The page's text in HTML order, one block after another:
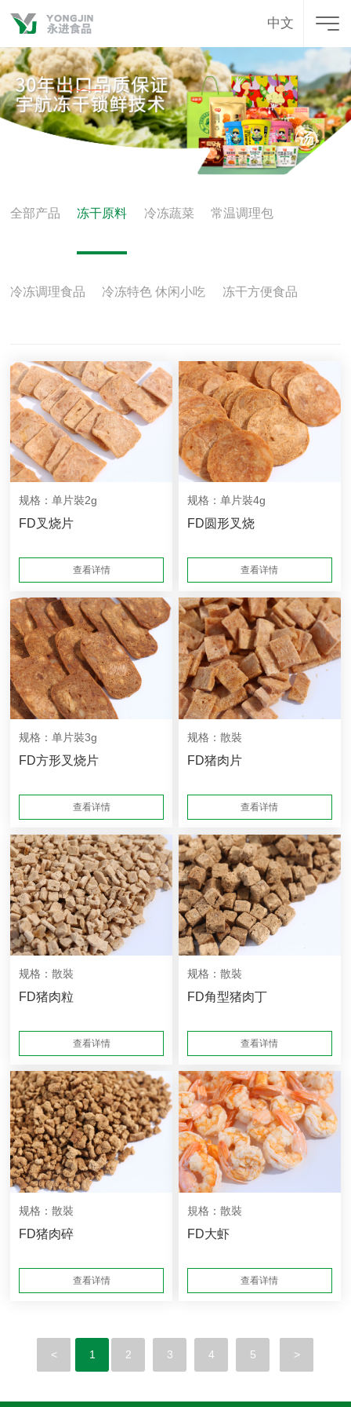
中文
全部产品 冻干原料 冷冻蔬菜 常温调理包
冷冻调理食品 冷冻特色 休闲小吃 冻干方便食品
规格：单片裝2g
FD叉烧片
查看详情
规格：单片裝4g
FD圆形叉烧
查看详情
规格：单片裝3g
FD方形叉烧片
查看详情
规格：散裝
FD猪肉片
查看详情
规格：散裝
FD猪肉粒
查看详情
规格：散裝
FD角型猪肉丁
查看详情
规格：散裝
FD猪肉碎
查看详情
規格：散裝
FD大虾
查看详情
< 1 2 3 4 5 >